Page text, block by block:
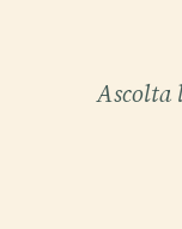
Ascolta